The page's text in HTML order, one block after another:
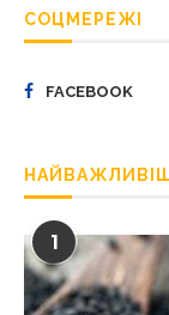
СОЦМЕРЕЖІ
FACEBOOK
1